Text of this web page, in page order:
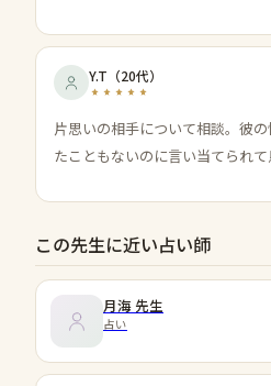
Y.T （20代）
片思いの相手について相談。彼
たこともないのに言い当てられて
この先生に近い占い師
月海 先生
占い